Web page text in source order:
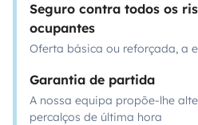
Seguro contra todos os
ocupantes
Oferta básica ou reforçada, a
Garantia de partida
A nossa equipa propõe-lhe
percalços de última hora